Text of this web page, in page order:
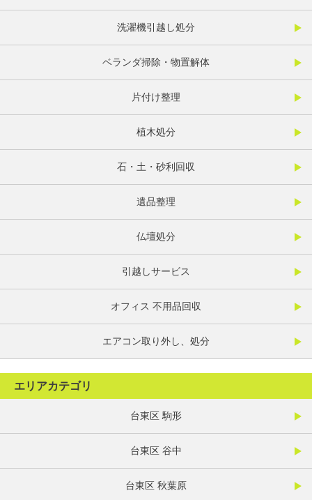
洗濯機引越し処分
ベランダ掃除・物置解体
片付け整理
植木処分
石・土・砂利回収
遺品整理
仏壇処分
引越しサービス
オフィス 不用品回収
エアコン取り外し、処分
エリアカテゴリ
台東区 駒形
台東区 谷中
台東区 秋葉原